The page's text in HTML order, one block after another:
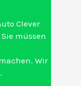
Clever
müssen
Wir